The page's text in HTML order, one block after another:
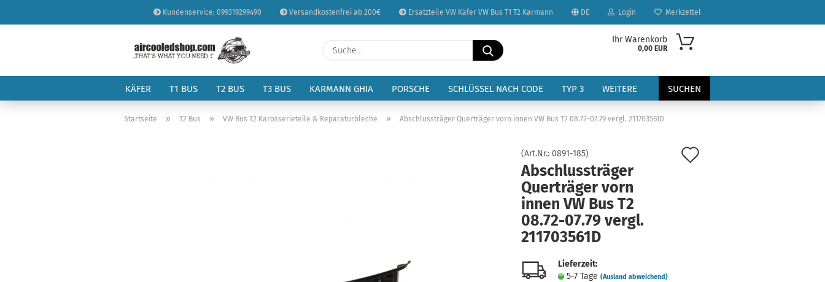
Kundenservice: 099319299490 Versandkostenfrei ab 200€ Ersatzteile VW Käfer VW Bus T1 T2 Karmann DE
Sprache auswählen
Lieferland
Login
Passwort
Konto erstellen
Passwort vergessen?
Merkzettel
Suche...
Ihr Warenkorb
0,00 EUR
KÄFER T1 BUS T2 BUS T3 BUS KARMANN GHIA PORSCHE SCHLÜSSEL NACH CODE TYP 3 SUCHEN
WEITERE
Startseite » T2 Bus » VW Bus T2 Karosserieteile & Reparaturbleche » Abschlussträger Querträger vorn innen VW Bus T2 08.72-07.79 vergl. 211703561D
(Art.Nr.: 0891-185)
Abschlussträger
Querträger vorn
innen VW Bus T2
08.72-07.79 vergl.
211703561D
Lieferzeit:
5-7 Tage (Ausland abweichend)